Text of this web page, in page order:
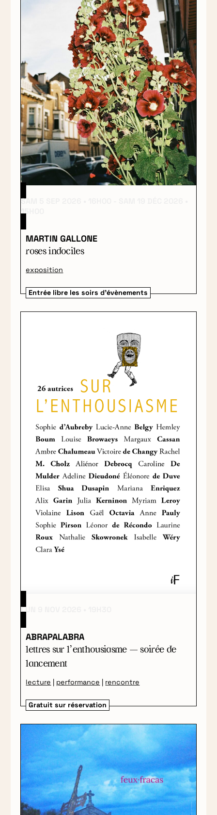
SAM 5 SEP 2026
15H00
MARTIN GALLONE
roses indociles
exposition
Entrée libre les soirs d'évènements
LUN 9 NOV 2026
ABRAPALABRA
lettres sur l’enthousiasme — soirée de
lancement
lecture | performance | rencontre
Gratuit sur réservation